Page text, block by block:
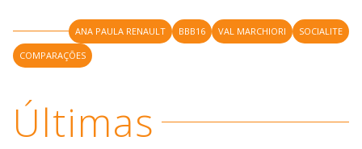
ANA PAULA RENAULT BBB16 VAL MARCHIORI
SOCIALITE
COMPARAÇÕES
Últimas